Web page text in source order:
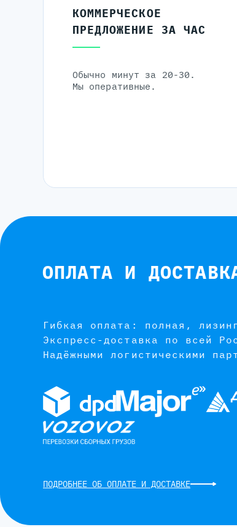
КОММЕРЧЕСКОЕ
ПРЕДЛОЖЕНИЕ ЗА ЧАС
Обычно минут за 20-30.
Мы оперативные.
ОПЛАТА И
Гибкая оплата: полная,
Экспресс-доставка по всей
Надёжными логистическими
ПОДРОБНЕЕ ОБ ОПЛАТЕ И ДОСТАВКЕ